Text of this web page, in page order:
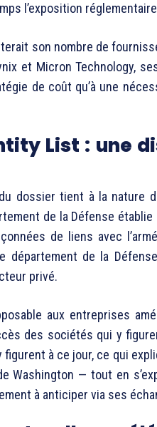
l’exposition
son nombre de
et Micron Technology,
de coût qu’à une
List : une
dossier tient à la nature
de la Défense
de liens avec
de la
privé.
aux entreprises
des sociétés qui y
figurent à ce jour, ce qui
Washington — tout en
à anticiper via ses